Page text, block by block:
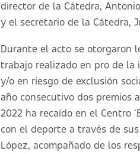
director de la Cátedra,
y el secretario de la Cátedra,
Durante el acto se otorgaron
trabajo realizado en pro de la
y/o en riesgo de exclusión
año consecutivo dos premios
2022 ha recaído en el Centro
con el deporte a través de
López, acompañado de los